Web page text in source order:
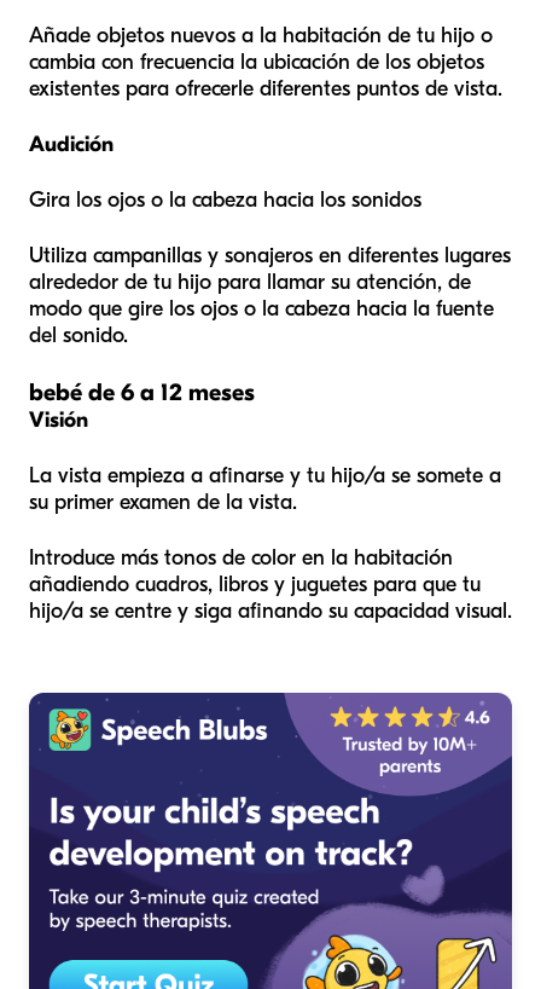
Añade objetos nuevos a la habitación de tu hijo o
cambia con frecuencia la ubicación de los objetos
existentes para ofrecerle diferentes puntos de vista.
Audición
Gira los ojos o la cabeza hacia los sonidos
Utiliza campanillas y sonajeros en diferentes lugares
alrededor de tu hijo para llamar su atención, de
modo que gire los ojos o la cabeza hacia la fuente
del sonido.
bebé de 6 a 12 meses
Visión
La vista empieza a afinarse y tu hijo/a se somete a
su primer examen de la vista.
Introduce más tonos de color en la habitación
añadiendo cuadros, libros y juguetes para que tu
hijo/a se centre y siga afinando su capacidad visual.